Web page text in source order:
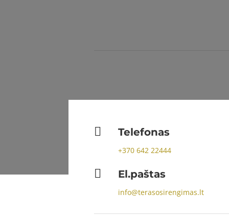
 Telefonas
+370 642 22444
 El.paštas
info@terasosirengimas.lt